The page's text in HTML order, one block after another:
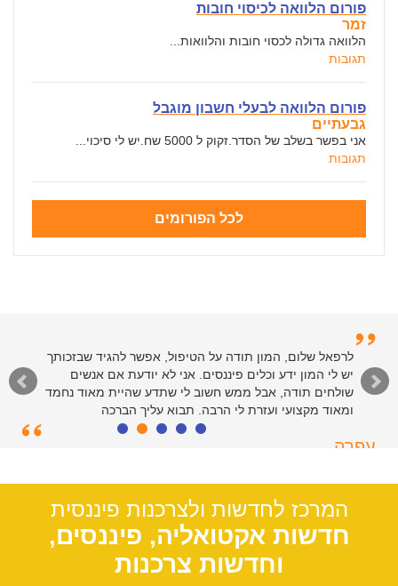
פורום הלוואה לכיסוי חובות
זמר
הלוואה גדולה לכסוי חובות והלוואות...
תגובות
פורום הלוואה לבעלי חשבון מוגבל
גבעתיים
אני בפשר בשלב של הסדר.זקוק ל 5000 שח.יש לי סיכוי...
תגובות
לכל הפורומים
לרפאל שלום, המון תודה על הטיפול, אפשר להגיד שבזכותך
יש לי המון ידע וכלים פיננסים. אני לא יודעת אם אנשים
שולחים תודה, אבל ממש חשוב לי שתדע שהיית מאוד נחמד
ומאוד מקצועי ועזרת לי הרבה. תבוא עליך הברכה
עפרה
המרכז לחדשות ולצרכנות פיננסית
חדשות אקטואליה, פיננסים,
וחדשות צרכנות